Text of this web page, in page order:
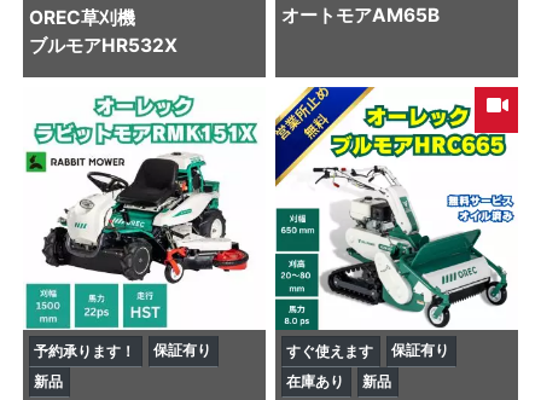
OREC草刈機
ブルモアHR532X
オートモアAM65B
予約承ります！
保証有り
新品
すぐ使えます
保証有り
在庫あり
新品